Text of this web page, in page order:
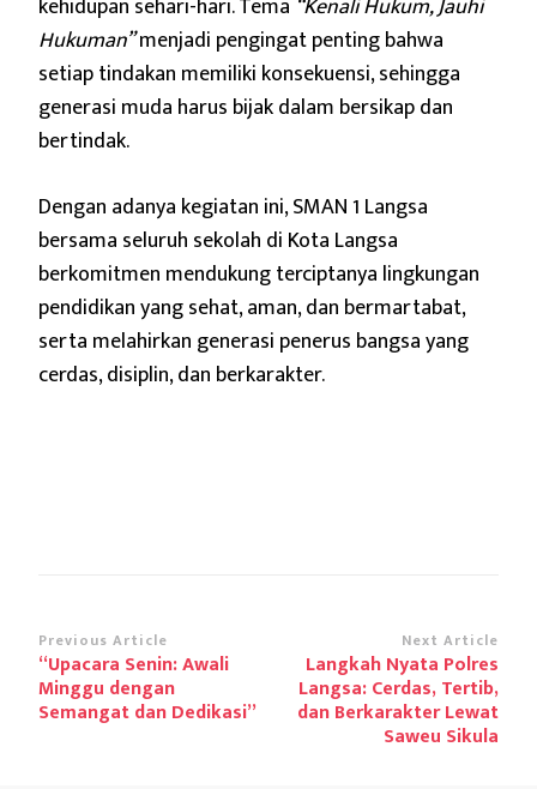
Hukuman”menjadi pengingat penting bahwa
setiap tindakan memiliki konsekuensi, sehingga
generasi muda harus bijak dalam bersikap dan
bertindak.
Dengan adanya kegiatan ini, SMAN 1 Langsa
bersama seluruh sekolah di Kota Langsa
berkomitmen mendukung terciptanya lingkungan
pendidikan yang sehat, aman, dan bermartabat,
serta melahirkan generasi penerus bangsa yang
cerdas, disiplin, dan berkarakter.
Previous Article
“Upacara Senin: Awali
Minggu dengan
Semangat dan Dedikasi”
Next Article
Langkah Nyata Polres
Langsa: Cerdas, Tertib,
dan Berkarakter Lewat
Saweu Sikula